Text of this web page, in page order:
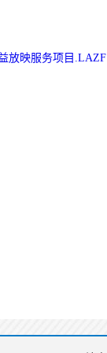
放映服务项目.LAZF